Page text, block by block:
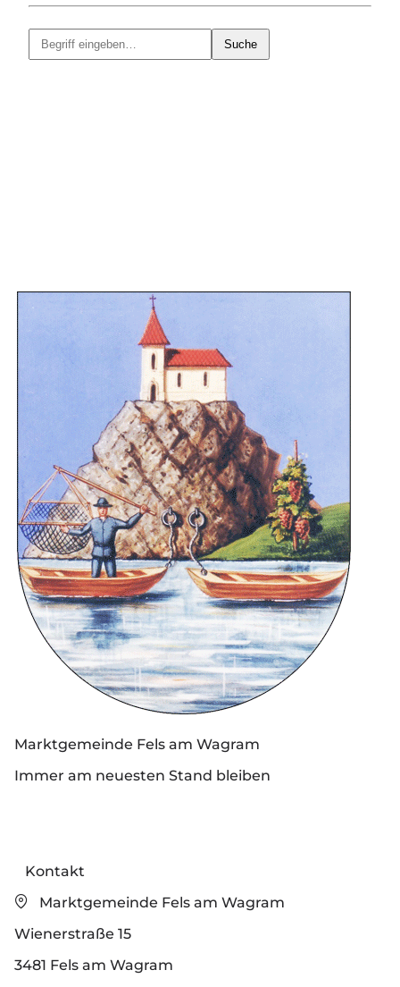
Suche
Marktgemeinde Fels am Wagram
Immer am neuesten Stand bleiben
Kontakt
Marktgemeinde Fels am Wagram
Wienerstraße 15
3481 Fels am Wagram